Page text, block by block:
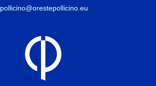
pollicino@orestepollicino.eu